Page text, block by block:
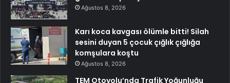
Ağustos 8, 2026
Karı koca kavgası ölümle bitti! Silah
sesini duyan 5 çocuk çığlık çığlığa
komşulara koştu
Ağustos 8, 2026
TEM Otoyolu’nda Trafik Yoğunluğu